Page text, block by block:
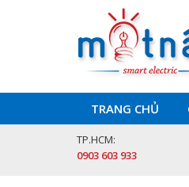
TRANG CHỦ
TP.HCM:
0903 603 933